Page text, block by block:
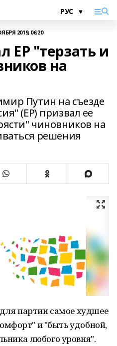
2019, 06:20
ЕР "терзать и
на
Путин на съезде
(ЕР) призвал ее
чиновников на
решения
партии самое худшее
и "быть удобной,
любого уровня".